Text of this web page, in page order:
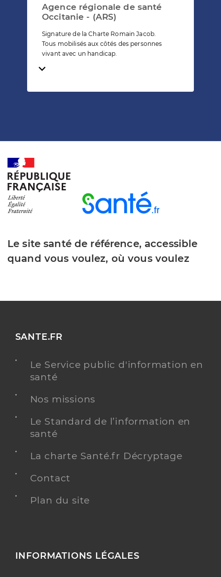
Agence régionale de santé
Occitanie - (ARS)
Signature de la Charte Romain Jacob.
Tous mobilisés aux côtés des personnes
vivant avec un handicap.
Temps de lecture
Le site santé de référence, accessible
quand vous voulez, où vous voulez
SANTE.FR
Le Service public d'information en
santé
Nos missions
Le Standard de l’information en
santé
La charte Santé.fr Décryptage
Contact
Plan du site
INFORMATIONS LÉGALES